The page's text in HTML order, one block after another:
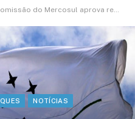
do Mercosul aprova reconhecimento mútuo de certificados digitais
NOTÍCIAS